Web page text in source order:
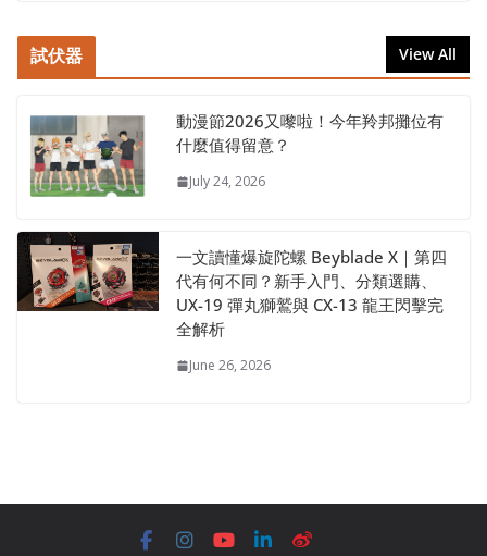
試伏器 View All
動漫節2026又嚟啦！今年羚邦攤位有
什麼值得留意？
July 24, 2026
一文讀懂爆旋陀螺 Beyblade X｜第四
代有何不同？新手入門、分類選購、
UX-19 彈丸獅鷲與 CX-13 龍王閃擊完
全解析
June 26, 2026